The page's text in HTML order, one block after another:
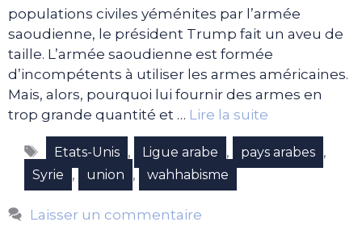
populations civiles yéménites par l’armée
saoudienne, le président Trump fait un aveu de
taille. L’armée saoudienne est formée
d’incompétents à utiliser les armes américaines.
Mais, alors, pourquoi lui fournir des armes en
trop grande quantité et … Lire la suite
Étiquettes
Etats-Unis , Ligue arabe , pays arabes ,
Syrie , union , wahhabisme
Laisser un commentaire